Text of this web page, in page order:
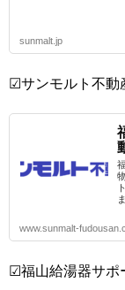
sunmalt.jp
☑サンモルト不動
www.sunmalt-
☑福山給湯器サポ